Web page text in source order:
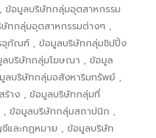
ข้อมูลบริษัทกลุ่มอุตสาหกรรม
ทกลุ่มอุตสาหกรรมต่างๆ ,
จุภัณฑ์ , ข้อมูลบริษัทกลุ่มชิปปิ้ง
ลบริษัทกลุ่มโฆษณา , ข้อมูล
ลบริษัทกลุ่มอสังหาริมทรัพย์ ,
าง , ข้อมูลบริษัทกลุ่มที่
, ข้อมูลบริษัทกลุ่มสถาปนิก ,
และกฏหมาย , ข้อมูลบริษัท